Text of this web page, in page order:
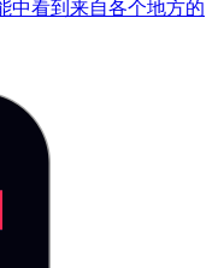
中看到来自各个地方的